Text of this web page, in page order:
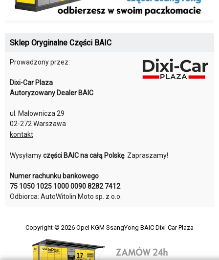
Sklep Oryginalne Części BAIC
Prowadzony przez:
Dixi-Car Plaza
Autoryzowany Dealer BAIC
ul. Malownicza 29
02-272 Warszawa
kontakt
Wysyłamyczęści BAIC na całą Polskę. Zapraszamy!
Numer rachunku bankowego
75 1050 1025 1000 0090 8282 7412
Odbiorca: AutoWitolin Moto sp. z o.o.
Copyright © 2026 Opel KGM SsangYong BAIC Dixi-Car Plaza